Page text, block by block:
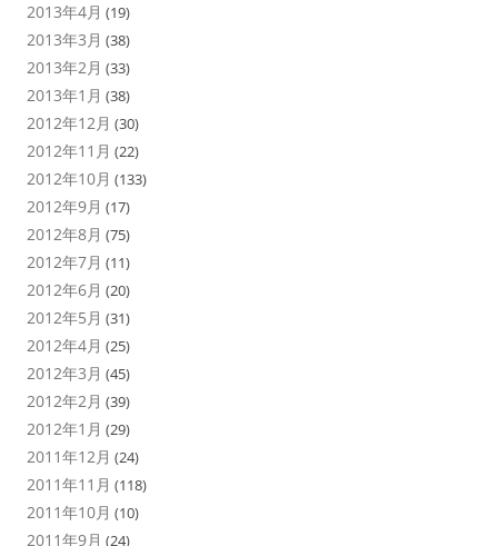
2013年4月 (19)
2013年3月 (38)
2013年2月 (33)
2013年1月 (38)
2012年12月 (30)
2012年11月 (22)
2012年10月 (133)
2012年9月 (17)
2012年8月 (75)
2012年7月 (11)
2012年6月 (20)
2012年5月 (31)
2012年4月 (25)
2012年3月 (45)
2012年2月 (39)
2012年1月 (29)
2011年12月 (24)
2011年11月 (118)
2011年10月 (10)
2011年9月 (24)